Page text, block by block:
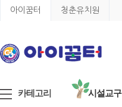
아이꿈터 청춘유치원
카테고리 시설교구